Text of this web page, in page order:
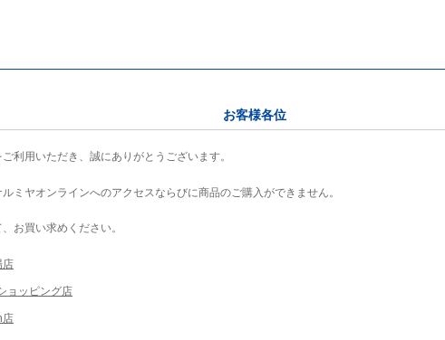
お客様各位
利用いただき、誠にありがとうございます。
ミヤオンラインへのアクセスならびに商品のご購入ができません。
お買い求めください。
店
ョッピング店
店